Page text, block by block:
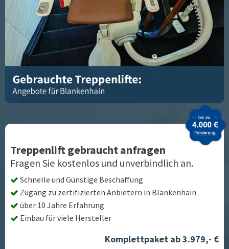
Treppenlift gebraucht anfragen
Fragen Sie kostenlos und unverbindlich an.
Schnelle und Günstige Beschaffung
Zugang zu zertifizierten Anbietern in Blankenhain
über 10 Jahre Erfahrung
Einbau für viele Hersteller
Komplettpaket ab 3.979,- €